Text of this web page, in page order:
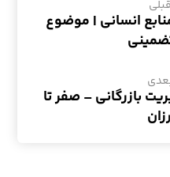
انسانی | موضوع
بازرگانی – صفر تا